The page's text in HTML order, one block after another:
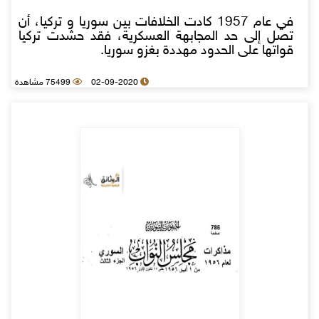
في عام 1957 كادت الخلافات بين سوريا و تركيا، أن
تصل إلى حد المجابهة العسكرية، فقد حشدت تركيا
قواتها على الحدود مهددة بغزو سوريا.
02-09-2020 75499 مشاهدة